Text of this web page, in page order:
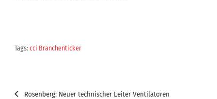
Tags:cci Branchenticker
Beitragsnavigation
Rosenberg: Neuer technischer Leiter Ventilatoren